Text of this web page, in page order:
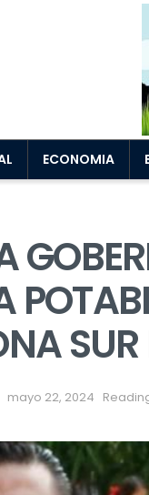
ECONOMIA
mayo 22, 2024